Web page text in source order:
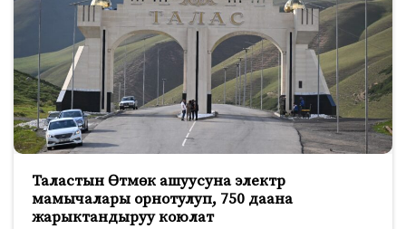
Таластын Өтмөк ашуусуна электр
мамычалары орнотулуп, 750 даана
жарыктандыруу коюлат